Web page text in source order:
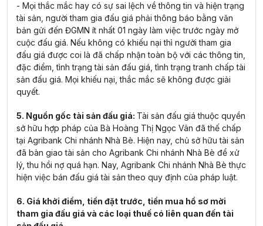
- Mọi thắc mắc hay có sự sai lệch về thông tin và hiện trạng
tài sản, người tham gia đấu giá phải thông báo bằng văn
bản gửi đến ĐGMN ít nhất 01 ngày làm việc trước ngày mở
cuộc đấu giá. Nếu không có khiếu nại thì người tham gia
đấu giá được coi là đã chấp nhận toàn bộ với các thông tin,
đặc điểm, tình trạng tài sản đấu giá, tình trạng tranh chấp tài
sản đấu giá. Mọi khiếu nại, thắc mắc sẽ không được giải
quyết.
5. Nguồn gốc tài sản đấu giá: Tài sản đấu giá thuộc quyền
sở hữu hợp pháp của Bà Hoàng Thị Ngọc Vân đã thế chấp
tại Agribank Chi nhánh Nhà Bè. Hiện nay, chủ sở hữu tài sản
đã bàn giao tài sản cho Agribank Chi nhánh Nhà Bè để xử
lý, thu hồi nợ quá hạn. Nay, Agribank Chi nhánh Nhà Bè thực
hiện việc bán đấu giá tài sản theo quy định của pháp luật.
6. Giá khởi điểm, tiền đặt trước, tiền mua hồ sơ mời
tham gia đấu giá và các loại thuế có liên quan đến tài